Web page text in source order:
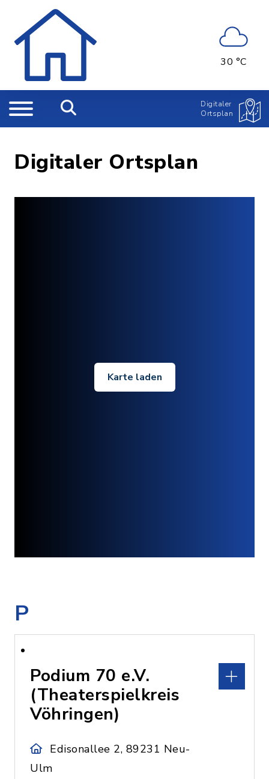
30 °C
Digitaler
Ortsplan
Digitaler Ortsplan
Karte laden
P
Podium 70 e.V.
(Theaterspielkreis
Vöhringen)
Edisonallee 2, 89231 Neu-
Ulm